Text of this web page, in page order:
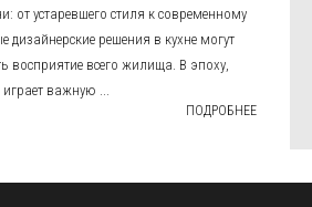
от устаревшего стиля к современному
дизайнерские решения в кухне могут
восприятие всего жилища. В эпоху,
играет важную ...
ПОДРОБНЕЕ